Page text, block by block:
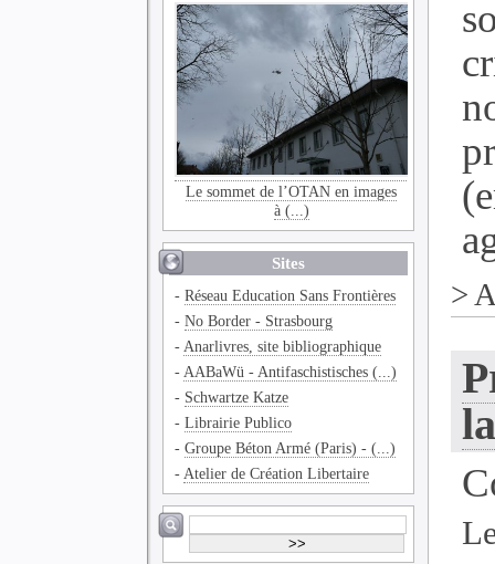
Le sommet de l’OTAN en images
à (...)
Sites
-Réseau Education Sans Frontières
-No Border - Strasbourg
- Anarlivres, site bibliographique
- AABaWü - Antifaschistisches (...)
- Schwartze Katze
-Librairie Publico
-Groupe Béton Armé (Paris) - (...)
- Atelier de Création Libertaire
>